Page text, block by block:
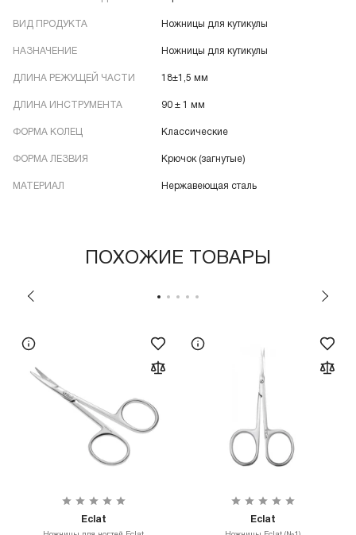
ВИД ПРОДУКТА Ножницы для кутикулы
НАЗНАЧЕНИЕ Ножницы для кутикулы
ДЛИНА РЕЖУЩЕЙ ЧАСТИ 18±1,5 мм
ДЛИНА ИНСТРУМЕНТА 90 ± 1 мм
ФОРМА КОЛЕЦ Классические
ФОРМА ЛЕЗВИЯ Крючок (загнутые)
МАТЕРИАЛ Нержавеющая сталь
ПОХОЖИЕ ТОВАРЫ
Eclat Eclat